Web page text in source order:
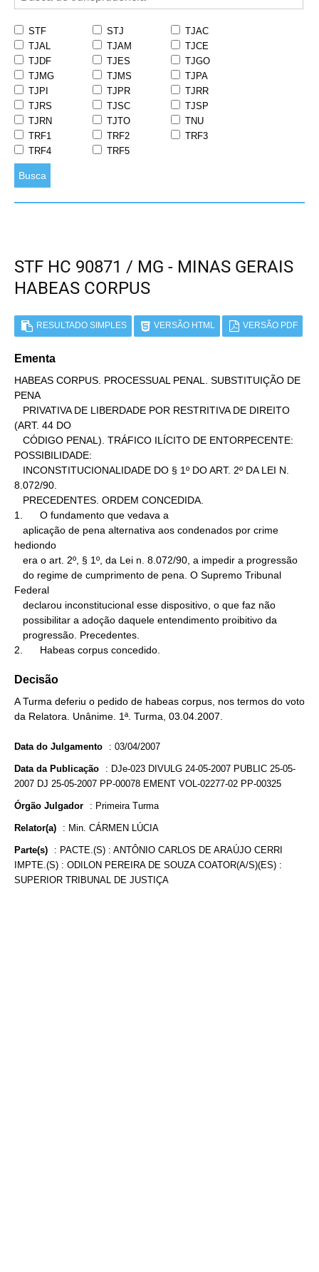
STF STJ
TJAC
TJAL
TJAM
TJCE
TJDF
TJES
TJGO
TJMG
TJMS
TJPA
TJPI
TJPR
TJRR
TJRS
TJSC
TJSP
TJRN
TJTO
TNU
TRF1
TRF2
TRF3
TRF4
TRF5
Busca
STF HC 90871 / MG - MINAS GERAIS
HABEAS CORPUS
RESULTADO SIMPLES VERSÃO HTML VERSÃO PDF
Ementa
HABEAS CORPUS. PROCESSUAL PENAL. SUBSTITUIÇÃO DE
PENA
(ART. 44 DO
POSSIBILIDADE:
8.072/90.
1.      O fundamento que vedava a
hediondo
Federal
2.      Habeas corpus concedido.
Decisão
A Turma deferiu o pedido de habeas corpus, nos termos do voto
da Relatora. Unânime. 1ª. Turma, 03.04.2007.
Data do Julgamento : 03/04/2007
Data da Publicação : DJe-023 DIVULG 24-05-2007 PUBLIC 25-05-
2007 DJ 25-05-2007 PP-00078 EMENT VOL-02277-02 PP-00325
Órgão Julgador : Primeira Turma
Relator(a) : Min. CÁRMEN LÚCIA
Parte(s) : PACTE.(S) : ANTÔNIO CARLOS DE ARAÚJO CERRI
IMPTE.(S) : ODILON PEREIRA DE SOUZA COATOR(A/S)(ES) :
SUPERIOR TRIBUNAL DE JUSTIÇA